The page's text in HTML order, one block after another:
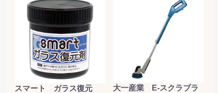
スマート ガラス復元
大一産業 E-スクラブラ